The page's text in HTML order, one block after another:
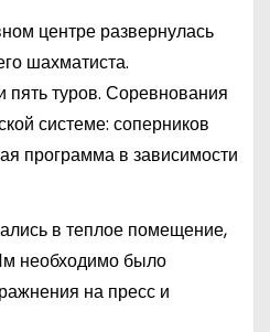
центре развернулась
шахматиста.
пять туров. Соревнования
системе: соперников
программа в зависимости
в теплое помещение,
необходимо было
на пресс и